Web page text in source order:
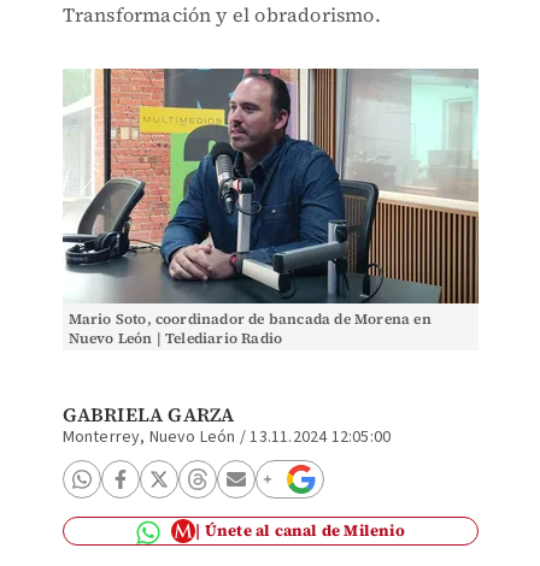
Transformación y el obradorismo.
Mario Soto, coordinador de bancada de Morena en
Nuevo León | Telediario Radio
GABRIELA GARZA
Monterrey, Nuevo León /13.11.2024 12:05:00
Únete al canal de Milenio